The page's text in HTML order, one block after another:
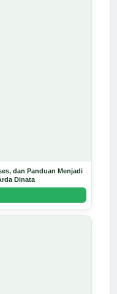
dan Panduan Menjadi
Dinata